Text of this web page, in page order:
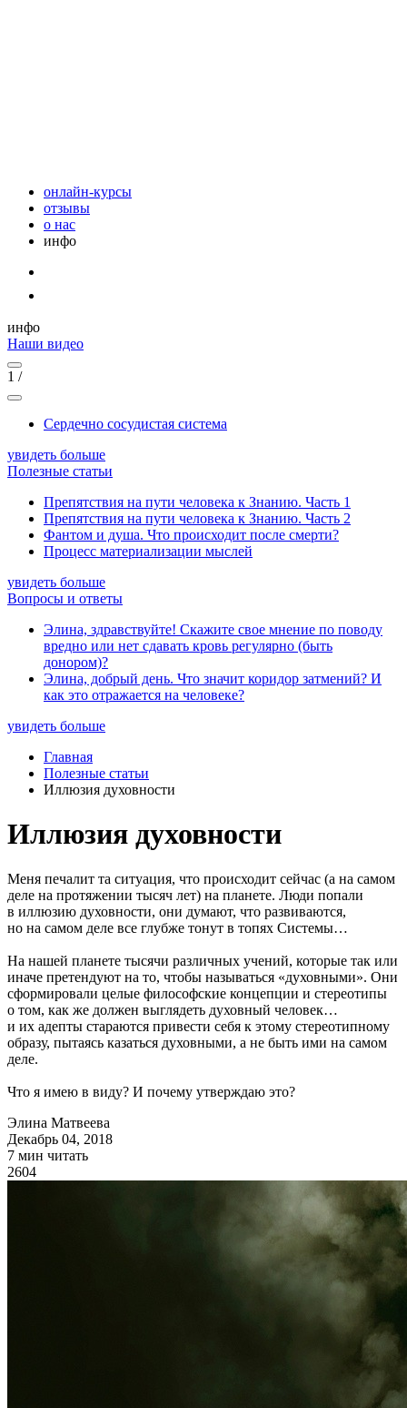
онлайн-курсы
отзывы
о нас
инфо
инфо
Наши видео
1 /
Сердечно сосудистая система
увидеть больше
Полезные статьи
Препятствия на пути человека к Знанию. Часть 1
Препятствия на пути человека к Знанию. Часть 2
Фантом и душа. Что происходит после смерти?
Процесс материализации мыслей
увидеть больше
Вопросы и ответы
Элина, здравствуйте! Скажите свое мнение по поводу
вредно или нет сдавать кровь регулярно (быть
донором)?
Элина, добрый день. Что значит коридор затмений? И
как это отражается на человеке?
увидеть больше
Главная
Полезные статьи
Иллюзия духовности
Иллюзия духовности
Меня печалит та ситуация, что происходит сейчас (а на самом
деле на протяжении тысяч лет) на планете. Люди попали
в иллюзию духовности, они думают, что развиваются,
но на самом деле все глубже тонут в топях Системы…
На нашей планете тысячи различных учений, которые так или
иначе претендуют на то, чтобы называться «духовными». Они
сформировали целые философские концепции и стереотипы
о том, как же должен выглядеть духовный человек…
и их адепты стараются привести себя к этому стереотипному
образу, пытаясь казаться духовными, а не быть ими на самом
деле.
Что я имею в виду? И почему утверждаю это?
Элина Матвеева
Декабрь 04, 2018
7 мин читать
2604